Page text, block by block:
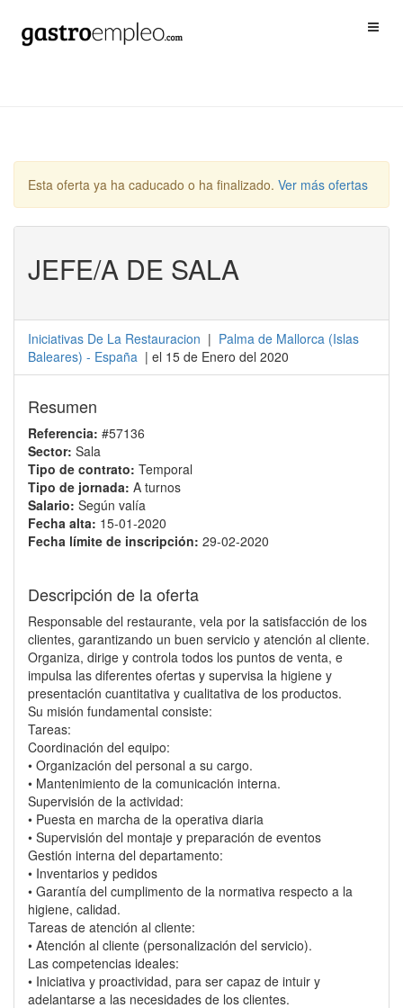
Esta oferta ya ha caducado o ha finalizado. Ver más ofertas
JEFE/A DE SALA
Iniciativas De La Restauracion | Palma de Mallorca (Islas
Baleares) - España | el 15 de Enero del 2020
Resumen
Referencia: #57136
Sector: Sala
Tipo de contrato: Temporal
Tipo de jornada: A turnos
Salario: Según valía
Fecha alta: 15-01-2020
Fecha límite de inscripción: 29-02-2020
Descripción de la oferta
Responsable del restaurante, vela por la satisfacción de los
clientes, garantizando un buen servicio y atención al cliente.
Organiza, dirige y controla todos los puntos de venta, e
impulsa las diferentes ofertas y supervisa la higiene y
presentación cuantitativa y cualitativa de los productos.
Su misión fundamental consiste:
Tareas:
Coordinación del equipo:
• Organización del personal a su cargo.
• Mantenimiento de la comunicación interna.
Supervisión de la actividad:
• Puesta en marcha de la operativa diaria
• Supervisión del montaje y preparación de eventos
Gestión interna del departamento:
• Inventarios y pedidos
• Garantía del cumplimento de la normativa respecto a la
higiene, calidad.
Tareas de atención al cliente:
• Atención al cliente (personalización del servicio).
Las competencias ideales:
• Iniciativa y proactividad, para ser capaz de intuir y
adelantarse a las necesidades de los clientes.